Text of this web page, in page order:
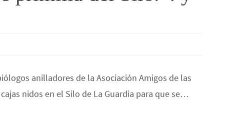
anilladores de la Asociación Amigos de las
nidos en el Silo de La Guardia para que se…